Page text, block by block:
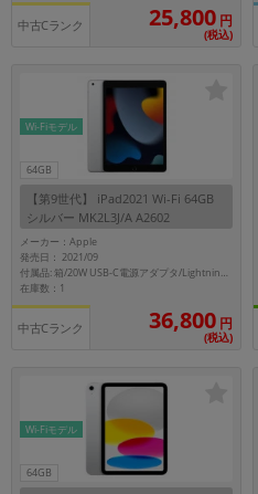
中古Cランク 25,800 円
(税込)
64GB
Wi-Fiモデル
【第9世代】 iPad2021 Wi-Fi 64GB
シルバー MK2L3J/A A2602
メーカー：Apple
発売日： 2021/09
付属品: 箱/20W USB-C電源アダプタ/Lightning - USB-Cケーブル/マニュアル
在庫数：1
中古Cランク 36,800 円
(税込)
64GB
Wi-Fiモデル